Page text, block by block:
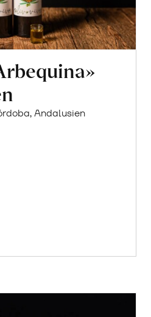
Andalusien